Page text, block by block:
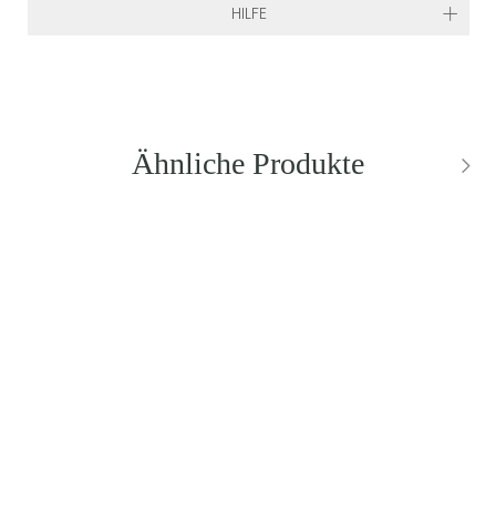
HILFE
Ähnliche Produkte